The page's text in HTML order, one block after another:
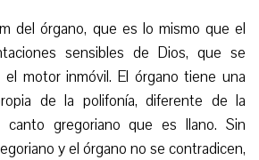
del órgano, que es lo mismo que el
sensibles de Dios, que se
el motor inmóvil. El órgano tiene una
de la polifonía, diferente de la
canto gregoriano que es llano. Sin
y el órgano no se contradicen,